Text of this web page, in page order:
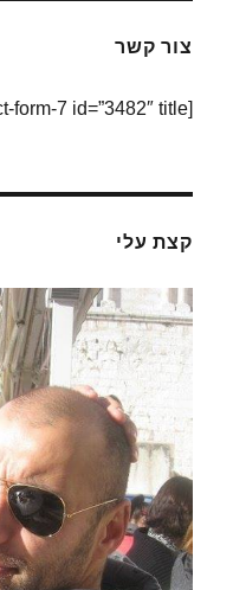
צור קשר
[contact-form-7 id=”3482″ title=”צור קשר עם דניאל”]
קצת עלי